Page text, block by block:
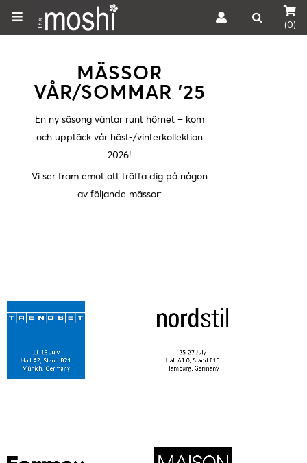
(0)
MÄSSOR
VÅR/SOMMAR '25
En ny säsong väntar runt hörnet – kom
och upptäck vår höst-/vinterkollektion
2026!
Vi ser fram emot att träffa dig på någon
av följande mässor: